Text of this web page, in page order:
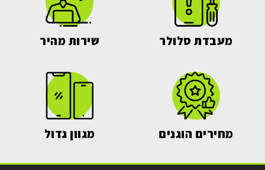
מעבדת סלולר שירות מהיר
מחירים הוגנים מגוון גדול